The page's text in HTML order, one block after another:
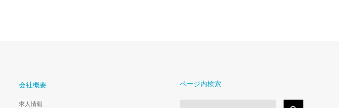
会社概要
求人情報
ページ内検索